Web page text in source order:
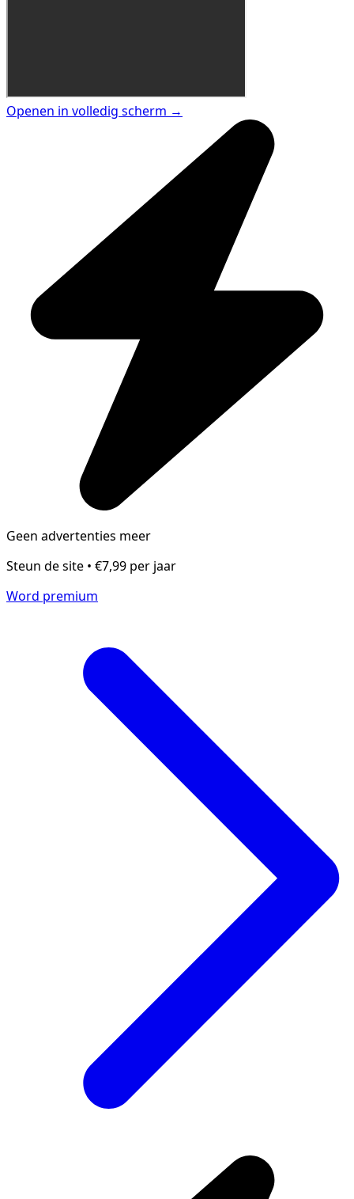
Openen in volledig scherm →
Geen advertenties meer
Steun de site • €7,99 per jaar
Word premium